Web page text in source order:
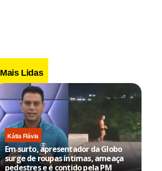
Mais Lidas
Kátia Flávia
Em surto, apresentador da Globo
surge de roupas íntimas, ameaça
pedestres e é contido pela PM